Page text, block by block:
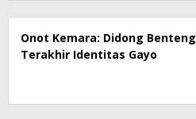
Onot Kemara: Didong Benteng
Terakhir Identitas Gayo